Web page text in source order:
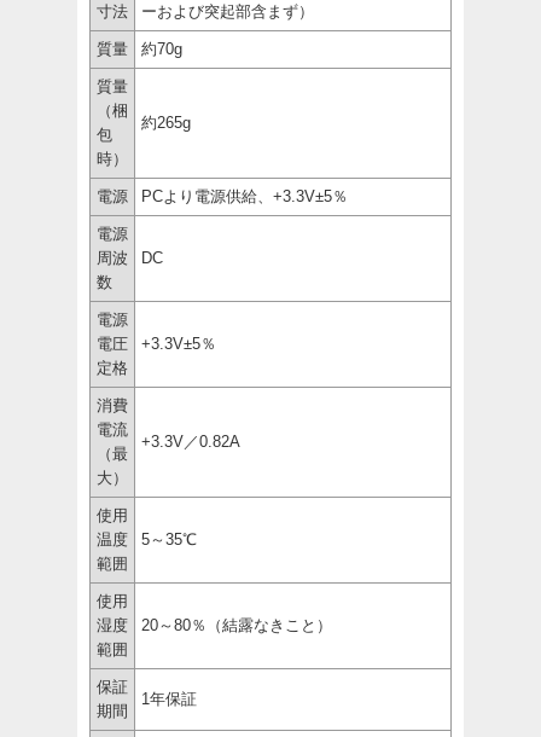
寸法
ーおよび突起部含まず）
質量 約70g
質量
（梱
包
時）
約265g
電源 PCより電源供給、+3.3V±5％
電源
周波
数
DC
電源
電圧
定格
+3.3V±5％
消費
電流
（最
大）
+3.3V／0.82A
使用
温度
範囲
5～35℃
使用
湿度
範囲
20～80％（結露なきこと）
保証
期間
1年保証